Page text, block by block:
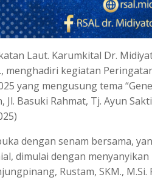
Laut. Karumkital Dr.
menghadiri kegiatan
yang mengusung tema
Jl. Basuki Rahmat, Tj. Ayun
dengan senam bersama,
dimulai dengan
Rustam, SKM.,